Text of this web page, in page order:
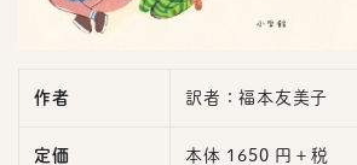
作者 訳者：福本友美子
定価 本体 1650 円＋税